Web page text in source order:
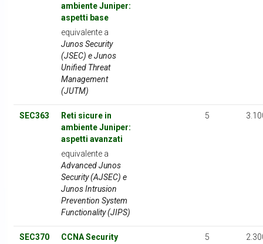
ambiente Juniper:
aspetti base
equivalente a
Junos Security
(JSEC) e Junos
Unified Threat
Management
(JUTM)
SEC363
Reti sicure in
ambiente Juniper:
aspetti avanzati
equivalente a
Advanced Junos
Security (AJSEC) e
Junos Intrusion
Prevention System
Functionality (JIPS)
5
SEC370
CCNA Security
5